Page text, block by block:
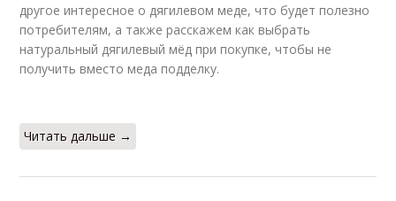
другое интересное о дягилевом меде, что будет полезно
потребителям, а также расскажем как выбрать
натуральный дягилевый мёд при покупке, чтобы не
получить вместо меда подделку.
Читать дальше →